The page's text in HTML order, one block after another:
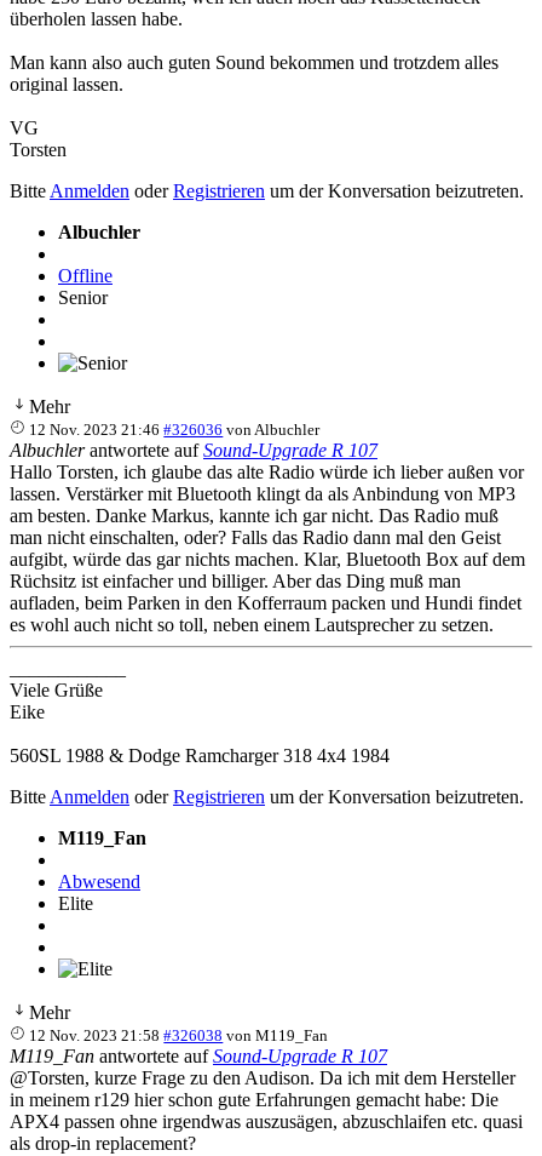
überholen lassen habe.
Man kann also auch guten Sound bekommen und trotzdem alles
original lassen.
VG
Torsten
Bitte Anmelden oderRegistrieren um der Konversation beizutreten.
Albuchler
Offline
Senior
Mehr
12 Nov. 2023 21:46 #326036 vonAlbuchler
Albuchlerantwortete aufSound-Upgrade R 107
Hallo Torsten, ich glaube das alte Radio würde ich lieber außen vor
lassen. Verstärker mit Bluetooth klingt da als Anbindung von MP3
am besten. Danke Markus, kannte ich gar nicht. Das Radio muß
man nicht einschalten, oder? Falls das Radio dann mal den Geist
aufgibt, würde das gar nichts machen. Klar, Bluetooth Box auf dem
Rüchsitz ist einfacher und billiger. Aber das Ding muß man
aufladen, beim Parken in den Kofferraum packen und Hundi findet
es wohl auch nicht so toll, neben einem Lautsprecher zu setzen.
Viele Grüße
Eike
560SL 1988 & Dodge Ramcharger 318 4x4 1984
Bitte Anmelden oderRegistrieren um der Konversation beizutreten.
M119_Fan
Abwesend
Elite
Mehr
12 Nov. 2023 21:58 #326038 vonM119_Fan
M119_Fan antwortete aufSound-Upgrade R 107
@Torsten, kurze Frage zu den Audison. Da ich mit dem Hersteller
in meinem r129 hier schon gute Erfahrungen gemacht habe: Die
APX4 passen ohne irgendwas auszusägen, abzuschlaifen etc. quasi
als drop-in replacement?